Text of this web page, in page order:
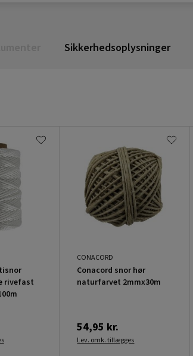
Sikkerhedsoplysninger
rivefast
CONACORD
Conacord snor hør
naturfarvet 2mmx30m
54,95 kr.
Lev. omk. tillægges